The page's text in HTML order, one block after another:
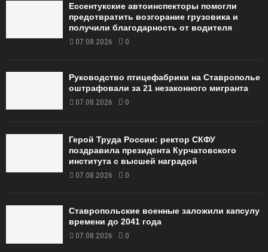
Ессентукские автоинспекторы помогли
предотвратить возгорание грузовика и
получили благодарность от водителя
07.08.2026 0
Руководство птицефабрики на Ставрополье
оштрафовали за 21 незаконного мигранта
07.08.2026 0
Герой Труда России: ректор СКФУ
поздравила президента Курчатовского
института с высшей наградой
07.08.2026 0
Ставропольские военные заложили капсулу
времени до 2041 года
07.08.2026 0